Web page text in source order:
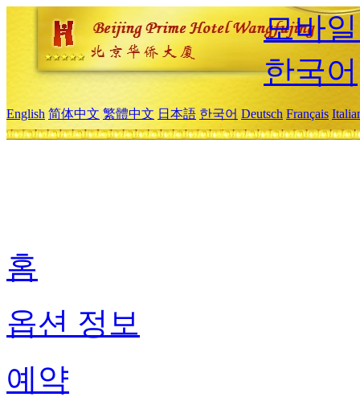
모바
한국어
English 简体中文 繁體中文 日本語 한국어 Deutsch Français
홈
옵션 정보
예약